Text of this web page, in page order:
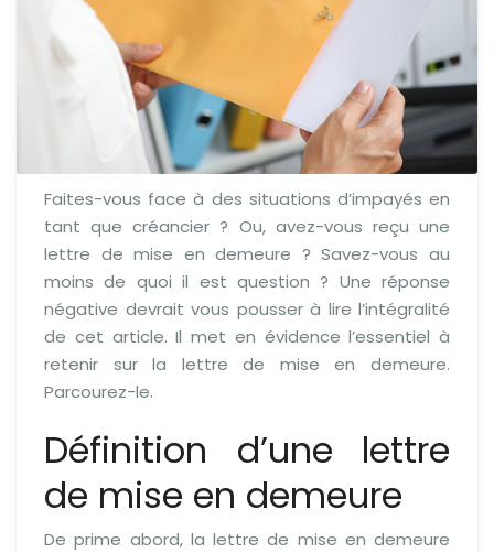
Faites-vous face à des situations d’impayés en
tant que créancier ? Ou, avez-vous reçu une
lettre de mise en demeure ? Savez-vous au
moins de quoi il est question ? Une réponse
négative devrait vous pousser à lire l’intégralité
de cet article. Il met en évidence l’essentiel à
retenir sur la lettre de mise en demeure.
Parcourez-le.
Définition d’une lettre
de mise en demeure
De prime abord, la lettre de mise en demeure